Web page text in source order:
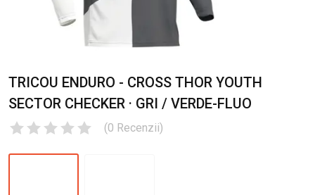
TRICOU ENDURO - CROSS THOR YOUTH
SECTOR CHECKER · GRI / VERDE-FLUO
(0 Recenzii)